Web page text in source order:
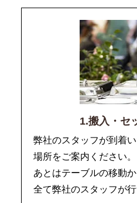
1.搬入・セ
弊社のスタッフが到着
場所をご案内ください。
あとはテーブルの移動
全て弊社のスタッフが行